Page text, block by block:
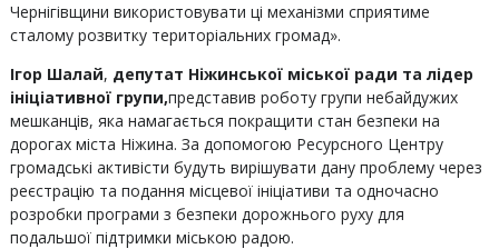
Чернігівщини використовувати ці механізми сприятиме
сталому розвитку територіальних громад».
Ігор Шалай, депутат Ніжинської міської ради та лідер
ініціативної групи,представив роботу групи небайдужих
мешканців, яка намагається покращити стан безпеки на
дорогах міста Ніжина. За допомогою Ресурсного Центру
громадські активісти будуть вирішувати дану проблему через
реєстрацію та подання місцевої ініціативи та одночасно
розробки програми з безпеки дорожнього руху для
подальшої підтримки міською радою.